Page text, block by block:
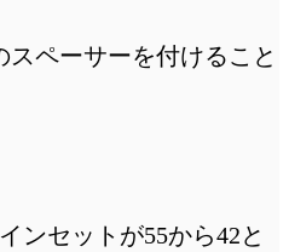
ペーサーを付けること
ンセットが55から42と